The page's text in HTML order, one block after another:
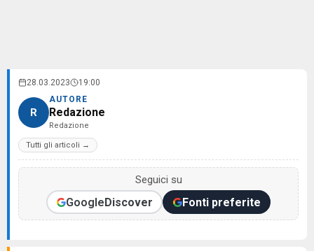
28.03.2023 19:00
R
AUTORE
Redazione
Redazione
Tutti gli articoli →
Seguici su
GoogleDiscover Fonti preferite